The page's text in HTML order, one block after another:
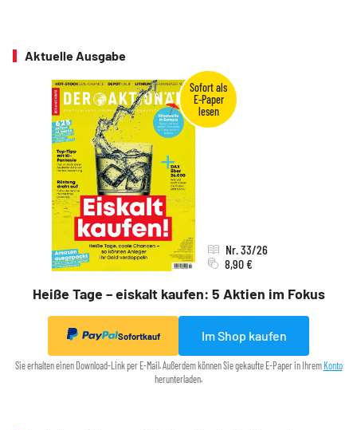
Aktuelle Ausgabe
Heiße Tage – eiskalt kaufen: 5 Aktien im Fokus
Nr. 33/26
8,90 €
Sofortkauf Im Shop kaufen
Sie erhalten einen Download-Link per E-Mail. Außerdem können Sie gekaufte E-Paper in Ihrem Konto
herunterladen.